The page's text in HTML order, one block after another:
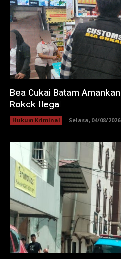
Bea Cukai Batam
Rokok Ilegal
Hukum Kriminal Selasa, 04/08/2026